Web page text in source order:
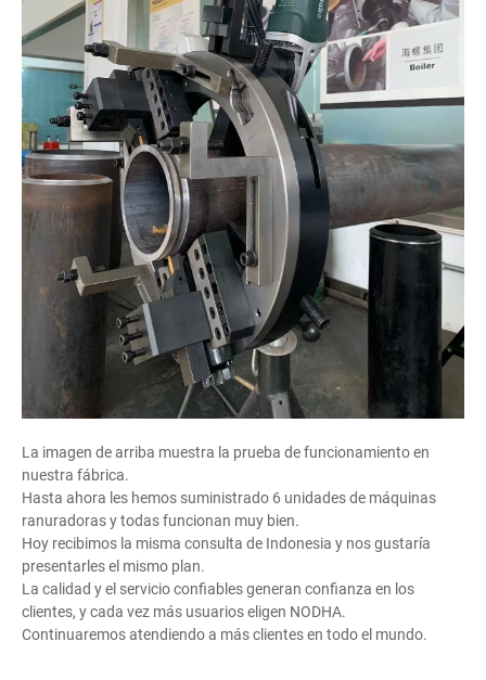
La imagen de arriba muestra la prueba de funcionamiento en
nuestra fábrica.
Hasta ahora les hemos suministrado 6 unidades de máquinas
ranuradoras y todas funcionan muy bien.
Hoy recibimos la misma consulta de Indonesia y nos gustaría
presentarles el mismo plan.
La calidad y el servicio confiables generan confianza en los
clientes, y cada vez más usuarios eligen NODHA.
Continuaremos atendiendo a más clientes en todo el mundo.